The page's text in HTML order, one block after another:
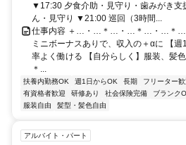
▼17:30 夕食介助・見守り・歯みがき
ん・見守り ▼21:00 巡回（3時間...
仕事内容 ＋…・…＊…・…＊…・…＊…
ミニボーナスありで、収入の＋αに 【
率よく働ける 【自分らしく】服装、髪
＊...
扶養内勤務OK 週1日からOK 長期 フリーター歓
有資格者歓迎
研修あり 社会保険完備 ブランク
服装自由
髪型・髪色自由
アルバイト・パート